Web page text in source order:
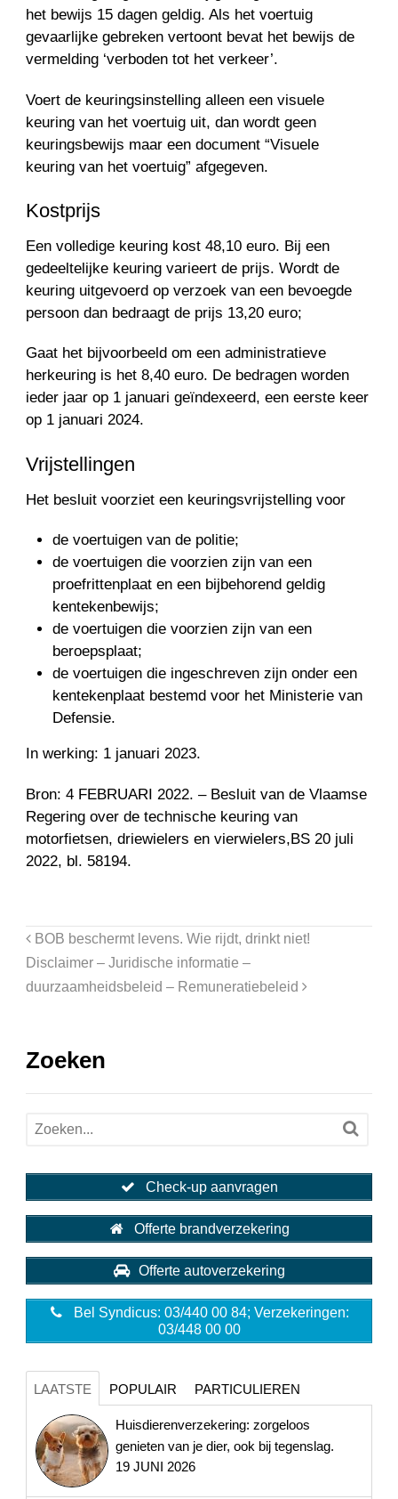
het bewijs 15 dagen geldig. Als het voertuig
gevaarlijke gebreken vertoont bevat het bewijs de
vermelding ‘verboden tot het verkeer’.
Voert de keuringsinstelling alleen een visuele
keuring van het voertuig uit, dan wordt geen
keuringsbewijs maar een document “Visuele
keuring van het voertuig” afgegeven.
Kostprijs
Een volledige keuring kost 48,10 euro. Bij een
gedeeltelijke keuring varieert de prijs. Wordt de
keuring uitgevoerd op verzoek van een bevoegde
persoon dan bedraagt de prijs 13,20 euro;
Gaat het bijvoorbeeld om een administratieve
herkeuring is het 8,40 euro. De bedragen worden
ieder jaar op 1 januari geïndexeerd, een eerste keer
op 1 januari 2024.
Vrijstellingen
Het besluit voorziet een keuringsvrijstelling voor
de voertuigen van de politie;
de voertuigen die voorzien zijn van een
proefrittenplaat en een bijbehorend geldig
kentekenbewijs;
de voertuigen die voorzien zijn van een
beroepsplaat;
de voertuigen die ingeschreven zijn onder een
kentekenplaat bestemd voor het Ministerie van
Defensie.
In werking: 1 januari 2023.
Bron: 4 FEBRUARI 2022. – Besluit van de Vlaamse
Regering over de technische keuring van
motorfietsen, driewielers en vierwielers,BS 20 juli
2022, bl. 58194.
BOB beschermt levens. Wie rijdt, drinkt niet!
Disclaimer – Juridische informatie –
duurzaamheidsbeleid – Remuneratiebeleid
Zoeken
Check-up aanvragen
Offerte brandverzekering
Offerte autoverzekering
Bel Syndicus: 03/440 00 84; Verzekeringen:
03/448 00 00
LAATSTE POPULAIR PARTICULIEREN
Huisdierenverzekering: zorgeloos
genieten van je dier, ook bij tegenslag.
19 JUNI 2026